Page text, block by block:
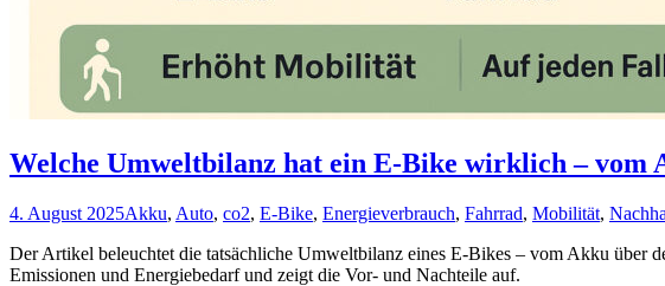
Welche Umweltbilanz hat ein E-Bike wirklich – vom
4. August 2025Akku, Auto, co2, E-Bike, Energieverbrauch, Fahrrad, Mobilität,
Der Artikel beleuchtet die tatsächliche Umweltbilanz eines E-Bikes – vom Akku über
Emissionen und Energiebedarf und zeigt die Vor- und Nachteile auf.